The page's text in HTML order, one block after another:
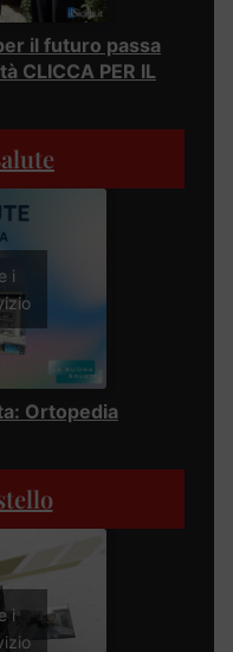
il futuro passa
CLICCA PER IL
i
Ortopedia
i